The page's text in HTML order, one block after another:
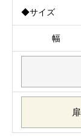
◆サイズ
幅